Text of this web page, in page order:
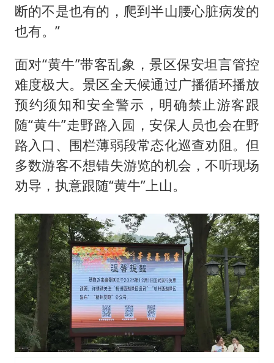
断的不是也有的，爬到半山腰心脏病发的
也有。”
面对“黄牛”带客乱象，景区保安坦言管控
难度极大。景区全天候通过广播循环播放
预约须知和安全警示，明确禁止游客跟
随“黄牛”走野路入园，安保人员也会在野
路入口、围栏薄弱段常态化巡查劝阻。但
多数游客不想错失游览的机会，不听现场
劝导，执意跟随“黄牛”上山。